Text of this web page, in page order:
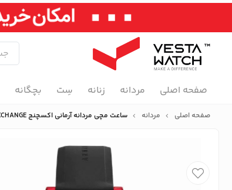
صفحه اصلی مردانه زنانه سِت بچگانه
صفحه اصلی مردانه ساعت مچی مردانه آرمانی اکسچنج ARMANI EXCHANGE مدل AX1338